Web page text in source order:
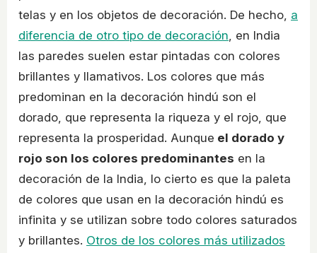
telas y en los objetos de decoración. De hecho, a
diferencia de otro tipo de decoración, en India
las paredes suelen estar pintadas con colores
brillantes y llamativos. Los colores que más
predominan en la decoración hindú son el
dorado, que representa la riqueza y el rojo, que
representa la prosperidad. Aunque el dorado y
rojo son los colores predominantes en la
decoración de la India, lo cierto es que la paleta
de colores que usan en la decoración hindú es
infinita y se utilizan sobre todo colores saturados
y brillantes. Otros de los colores más utilizados